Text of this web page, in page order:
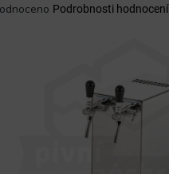
Podrobnosti hodnocení